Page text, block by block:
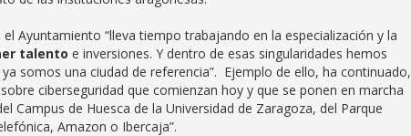
el Ayuntamiento “lleva tiempo trabajando en la especialización y la
talento e inversiones. Y dentro de esas singularidades hemos
somos una ciudad de referencia”. Ejemplo de ello, ha continuado,
ciberseguridad que comienzan hoy y que se ponen en marcha
Campus de Huesca de la Universidad de Zaragoza, del Parque
Amazon o Ibercaja”.